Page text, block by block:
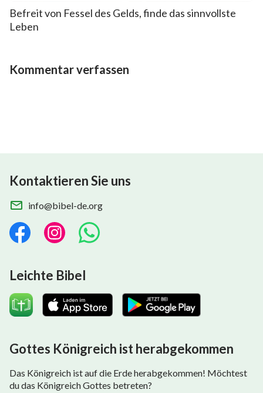
Befreit von Fessel des Gelds, finde das sinnvollste
Leben
Kommentar verfassen
Kontaktieren Sie uns
info@bibel-de.org
Leichte Bibel
Gottes Königreich ist herabgekommen
Das Königreich ist auf die Erde herabgekommen! Möchtest
du das Königreich Gottes betreten?